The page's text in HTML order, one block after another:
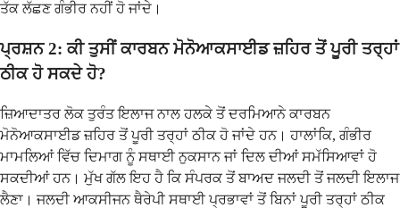
ਤੱਕ ਲੱਛਣ ਗੰਭੀਰ ਨਹੀਂ ਹੋ ਜਾਂਦੇ।
ਪ੍ਰਸ਼ਨ 2: ਕੀ ਤੁਸੀਂ ਕਾਰਬਨ ਮੋਨੋਆਕਸਾਈਡ ਜ਼ਹਿਰ ਤੋਂ ਪੂਰੀ ਤਰ੍ਹਾਂ
ਠੀਕ ਹੋ ਸਕਦੇ ਹੋ?
ਜ਼ਿਆਦਾਤਰ ਲੋਕ ਤੁਰੰਤ ਇਲਾਜ ਨਾਲ ਹਲਕੇ ਤੋਂ ਦਰਮਿਆਨੇ ਕਾਰਬਨ
ਮੋਨੋਆਕਸਾਈਡ ਜ਼ਹਿਰ ਤੋਂ ਪੂਰੀ ਤਰ੍ਹਾਂ ਠੀਕ ਹੋ ਜਾਂਦੇ ਹਨ। ਹਾਲਾਂਕਿ, ਗੰਭੀਰ
ਮਾਮਲਿਆਂ ਵਿੱਚ ਦਿਮਾਗ ਨੂੰ ਸਥਾਈ ਨੁਕਸਾਨ ਜਾਂ ਦਿਲ ਦੀਆਂ ਸਮੱਸਿਆਵਾਂ ਹੋ
ਸਕਦੀਆਂ ਹਨ। ਮੁੱਖ ਗੱਲ ਇਹ ਹੈ ਕਿ ਸੰਪਰਕ ਤੋਂ ਬਾਅਦ ਜਲਦੀ ਤੋਂ ਜਲਦੀ ਇਲਾਜ
ਲੈਣਾ। ਜਲਦੀ ਆਕਸੀਜਨ ਥੈਰੇਪੀ ਸਥਾਈ ਪ੍ਰਭਾਵਾਂ ਤੋਂ ਬਿਨਾਂ ਪੂਰੀ ਤਰ੍ਹਾਂ ਠੀਕ